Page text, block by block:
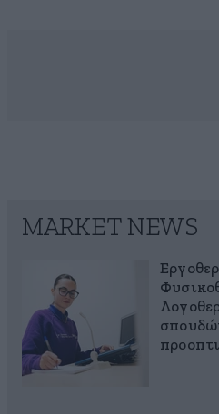
MARKET NEWS